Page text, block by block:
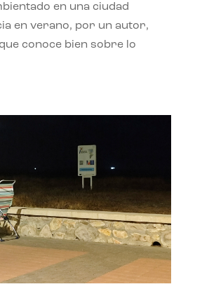
en una ciudad
en verano, por un autor,
conoce bien sobre lo